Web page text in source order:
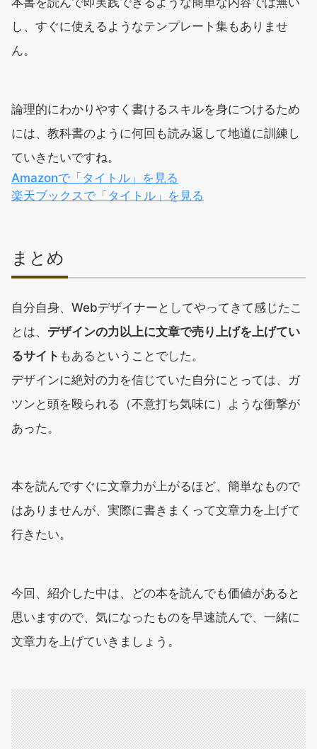
し、すぐに使えるようなテンプレート集もありませ
ん。
論理的にわかりやすく書けるスキルを身につけるため
には、教科書のように何回も読み返して地道に訓練し
ていきたいですね。
Amazonで「タイトル」を見る
楽天ブックスで「タイトル」を見る
まとめ
自分自身、Webデザイナーとしてやってきて感じたこ
とは、 デザインの力以上に文章で売り上げを上げてい
るサイト もあるということでした。
デザインに絶対の力を信じていた自分にとっては、ガ
ツンと頭を殴られる（不意打ち気味に）ような衝撃が
あった。
本を読んですぐに文章力が上がるほど、簡単なもので
はありませんが、実際に書きまくって文章力を上げて
行きたい。
今回、紹介した中は、どの本を読んでも価値があると
思いますので、気になったものを早速読んで、一緒に
文章力を上げていきましょう。